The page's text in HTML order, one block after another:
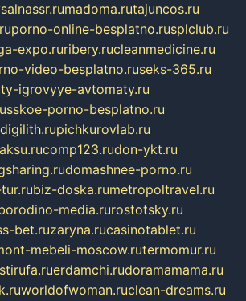
madoma.rutajuncos.ru
porno-online-besplatno.rusplclub.ru
expo.ruribery.rucleanmedicine.ru
video-besplatno.ruseks-365.ru
igrovyye-avtomaty.ru
porno-besplatno.ru
digilith.rupichkurovlab.ru
comp123.rudon-ykt.ru
domashnee-porno.ru
biz-doska.rumetropoltravel.ru
media.rurostotsky.ru
bet.ruzaryna.rucasinotablet.ru
mebeli-moscow.rutermomur.ru
erdamchi.rudoramamama.ru
worldofwoman.ruclean-dreams.ru